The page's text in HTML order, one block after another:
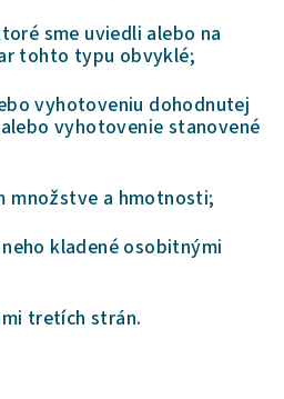
sme uviedli alebo na
tohto typu obvyklé;
vyhotoveniu dohodnutej
vyhotovenie stanovené
množstve a hmotnosti;
kladené osobitnými
tretích strán.